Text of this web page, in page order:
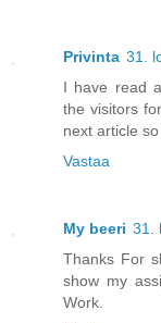
Privinta 31.
I have read
the visitors
next article
Vastaa
My beeri 31.
Thanks For
show my
Work.